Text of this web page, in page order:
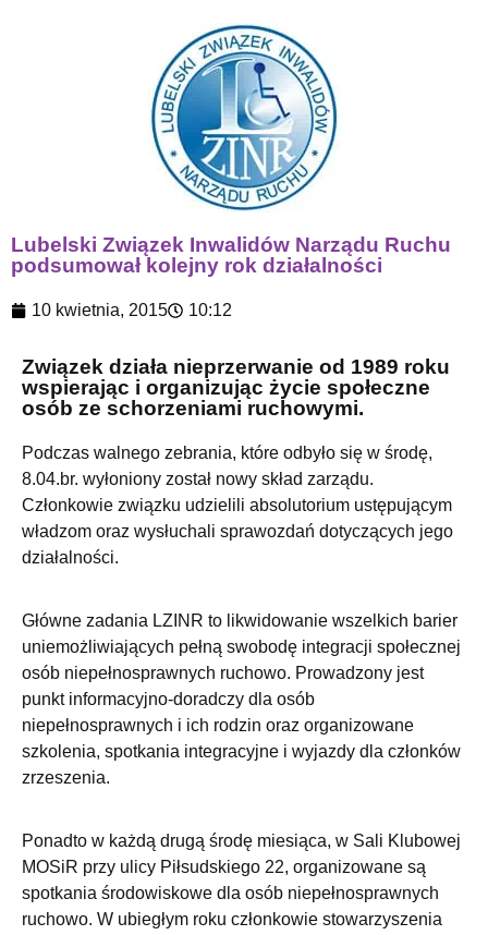
Lubelski Związek Inwalidów Narządu Ruchu
podsumował kolejny rok działalności
10 kwietnia, 2015 10:12
Związek działa nieprzerwanie od 1989 roku
wspierając i organizując życie społeczne
osób ze schorzeniami ruchowymi.
Podczas walnego zebrania, które odbyło się w środę,
8.04.br. wyłoniony został nowy skład zarządu.
Członkowie związku udzielili absolutorium ustępującym
władzom oraz wysłuchali sprawozdań dotyczących jego
działalności.
Główne zadania LZINR to likwidowanie wszelkich barier
uniemożliwiających pełną swobodę integracji społecznej
osób niepełnosprawnych ruchowo. Prowadzony jest
punkt informacyjno-doradczy dla osób
niepełnosprawnych i ich rodzin oraz organizowane
szkolenia, spotkania integracyjne i wyjazdy dla członków
zrzeszenia.
Ponadto w każdą drugą środę miesiąca, w Sali Klubowej
MOSiR przy ulicy Piłsudskiego 22, organizowane są
spotkania środowiskowe dla osób niepełnosprawnych
ruchowo. W ubiegłym roku członkowie stowarzyszenia